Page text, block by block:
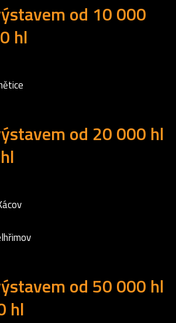
od 10 000
hl
od 20 000 hl
od 50 000 hl
hl